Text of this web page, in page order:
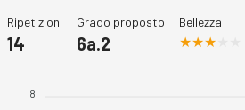
Ripetizioni
14
Grado proposto
6a.2
Bellezza
8